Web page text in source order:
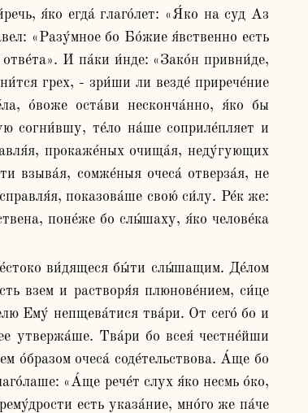
я́ко егда́ глаго́лет: «Я́ко на суд Аз
«Разу́мное бо Бо́жие я́вственно есть
И па́ки и́нде: «Зако́н привни́де,
грех, - зри́ши ли везде́ прирече́ние
о́воже оста́ви несконча́нно, я́ко бы
согни́вшу, те́ло на́ше соприле́пляет и
прокаже́ных очища́я, неду́гующих
взыва́я, сомже́ныя очеса́ отверза́я, не
показова́ше свою́ си́лу. Ре́к же:
поне́же бо слы́шаху, я́ко челове́ка
взем и растворя́я плюнове́нием, си́це
Ему́ непщева́тися тва́ри. От сего́ бо и
утвержа́ше. Тва́ри бо всея́ честне́йши
о́бразом очеса́ соде́тельствова. А́ще бо
«А́ще рече́т слух я́ко несмь о́ко,
есть указа́ние, мно́го же па́че